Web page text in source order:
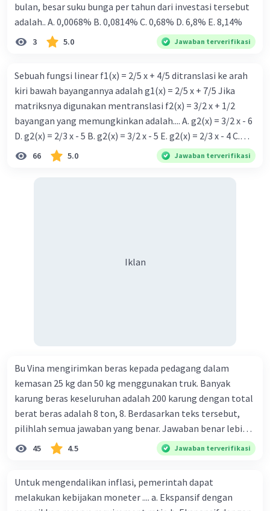
bulan, besar suku bunga per tahun dari investasi tersebut
adalah.. A. 0,0068% B. 0,0814% C. 0,68% D. 6,8% Ε. 8,14%
3 5.0 Jawaban terverifikasi
Sebuah fungsi linear f1(x) = 2/5 x + 4/5 ditranslasi ke arah
kiri bawah bayangannya adalah g1(x) = 2/5 x + 7/5 Jika
matriksnya digunakan mentranslasi f2(x) = 3/2 x + 1/2
bayangan yang memungkinkan adalah.... A. g2(x) = 3/2 x - 6
D. g2(x) = 2/3 x - 5 B. g2(x) = 3/2 x - 5 E. g2(x) = 2/3 x - 4 C.
g{2}(x) = 3/2 x + 5
66 5.0 Jawaban terverifikasi
Iklan
Bu Vina mengirimkan beras kepada pedagang dalam
kemasan 25 kg dan 50 kg menggunakan truk. Banyak
karung beras keseluruhan adalah 200 karung dengan total
berat beras adalah 8 ton, 8. Berdasarkan teks tersebut,
pilihlah semua jawaban yang benar. Jawaban benar lebih
dari satu. Banyak karung beras kemasan 25 kg adalah 50
buah. Banyak karung beras kemasan 50 kg adalah 150
ton. Perbandingan berat beras kemasan 25 kg dan 50 kg
dalam truk adalah 1: 3. 9. Berdasarkan teks tersebut, jika
45 4.5 Jawaban terverifikasi
Untuk mengendalikan inflasi, pemerintah dapat
melakukan kebijakan moneter .... a. Ekspansif dengan